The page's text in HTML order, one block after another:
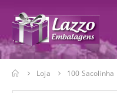
Loja 100 Sacolinha